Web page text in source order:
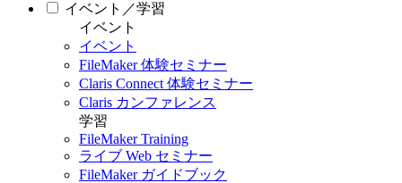
イベント／学習
イベント
イベント
FileMaker 体験セミナー
Claris Connect 体験セミナー
Claris カンファレンス
学習
FileMaker Training
ライブ Web セミナー
FileMaker ガイドブック